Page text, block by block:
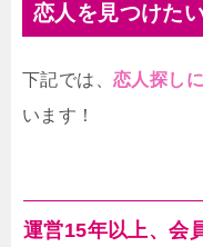
恋人を見つけた
下記では、 恋人探し
います！
運営15年以上、会